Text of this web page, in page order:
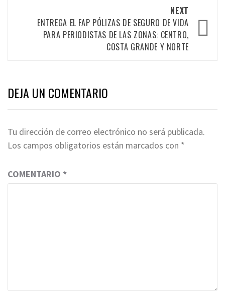
NEXT
ENTREGA EL FAP PÓLIZAS DE SEGURO DE VIDA
PARA PERIODISTAS DE LAS ZONAS: CENTRO,
COSTA GRANDE Y NORTE
DEJA UN COMENTARIO
Tu dirección de correo electrónico no será publicada.
Los campos obligatorios están marcados con *
COMENTARIO *